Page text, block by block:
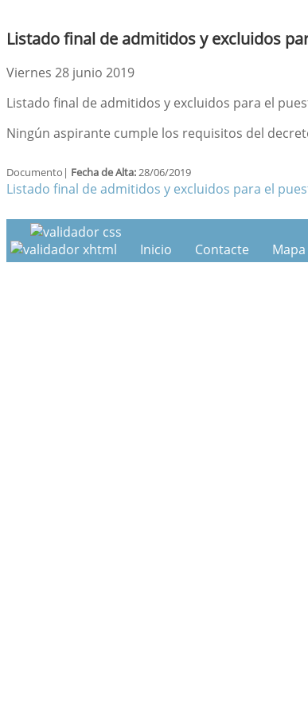
Listado final de admitidos y excluidos
Viernes 28 junio 2019
Listado final de admitidos y excluidos para el
Ningún aspirante cumple los requisitos del
Documento| Fecha de Alta:28/06/2019
Listado final de admitidos y excluidos para el
Inicio Contacte